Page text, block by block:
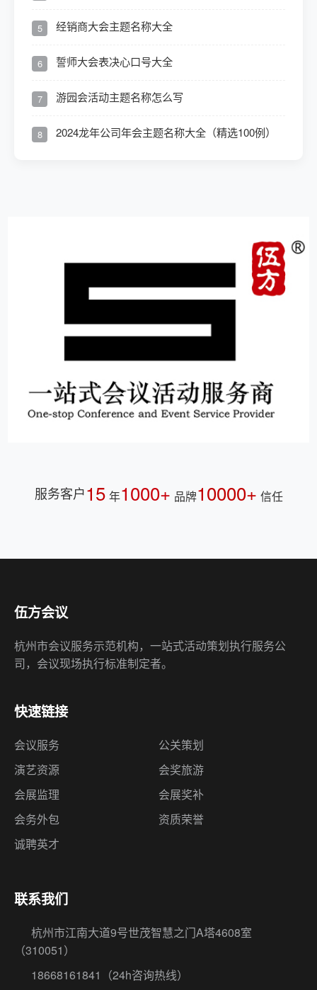
5 经销商大会主题名称大全
6 誓师大会表决心口号大全
7 游园会活动主题名称怎么写
8 2024龙年公司年会主题名称大全（精选100例）
服务客户15 年1000+ 品牌10000+ 信任
伍方会议
杭州市会议服务示范机构，一站式活动策划执行服务公
司，会议现场执行标准制定者。
快速链接
会议服务
公关策划
演艺资源
会奖旅游
会展监理
会展奖补
会务外包
资质荣誉
诚聘英才
联系我们
杭州市江南大道9号世茂智慧之门A塔4608室
（310051）
18668161841
（24h咨询热线）